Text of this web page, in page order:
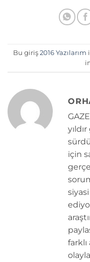
Bu giriş 2016 Yazılarım
için